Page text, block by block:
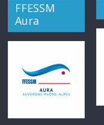
FFESSM
Aura